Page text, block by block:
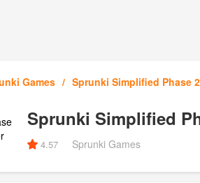
Games Sprunki Simplified Phase
Sprunki Simplified
4.57 Sprunki Games